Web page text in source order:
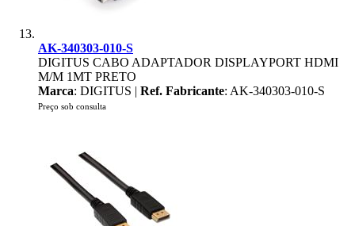
AK-340303-010-S
DIGITUS CABO ADAPTADOR DISPLAYPORT HDMI
M/M 1MT PRETO
Marca: DIGITUS | Ref. Fabricante: AK-340303-010-S
Preço sob consulta